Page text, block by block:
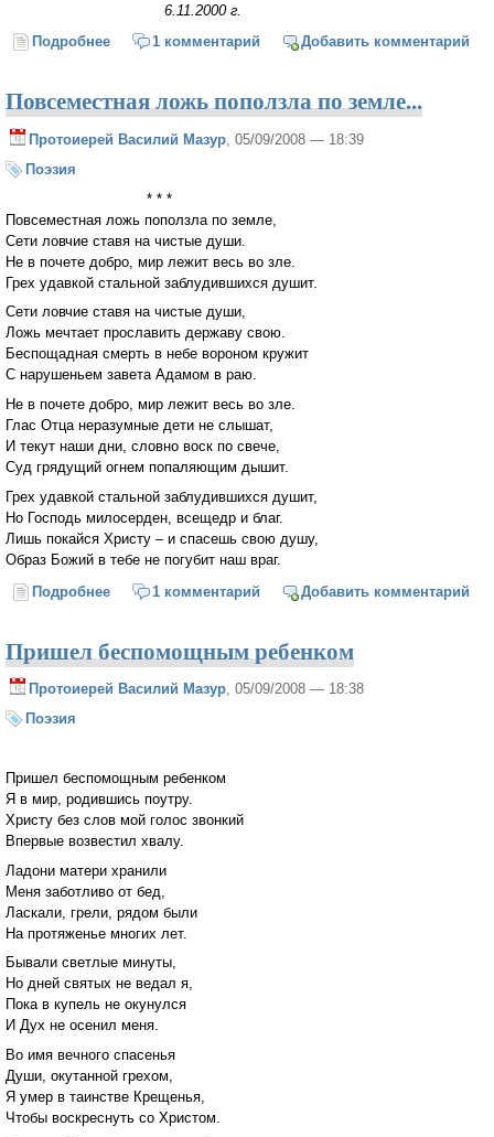
6.11.2000 г.
Подробнее о Старая церковь с резными вратами...
1 комментарий Добавить комментарий
Повсеместная ложь поползла по земле...
Протоиерей Василий Мазур, 05/09/2008 — 18:39
Поэзия
* * *
Повсеместная ложь поползла по земле,
Сети ловчие ставя на чистые души.
Не в почете добро, мир лежит весь во зле.
Грех удавкой стальной заблудившихся душит.
Сети ловчие ставя на чистые души,
Ложь мечтает прославить державу свою.
Беспощадная смерть в небе вороном кружит
С нарушеньем завета Адамом в раю.
Не в почете добро, мир лежит весь во зле.
Глас Отца неразумные дети не слышат,
И текут наши дни, словно воск по свече,
Суд грядущий огнем попаляющим дышит.
Грех удавкой стальной заблудившихся душит,
Но Господь милосерден, всещедр и благ.
Лишь покайся Христу – и спасешь свою душу,
Образ Божий в тебе не погубит наш враг.
Подробнее о Повсеместная ложь поползла по земле...
1 комментарий Добавить комментарий
Пришел беспомощным ребенком
Протоиерей Василий Мазур, 05/09/2008 — 18:38
Поэзия
Пришел беспомощным ребенком
Я в мир, родившись поутру.
Христу без слов мой голос звонкий
Впервые возвестил хвалу.
Ладони матери хранили
Меня заботливо от бед,
Ласкали, грели, рядом были
На протяженье многих лет.
Бывали светлые минуты,
Но дней святых не ведал я,
Пока в купель не окунулся
И Дух не осенил меня.
Во имя вечного спасенья
Души, окутанной грехом,
Я умер в таинстве Крещенья,
Чтобы воскреснуть со Христом.